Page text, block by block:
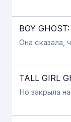
BOY
Она сказала,
TALL GIRL
Но закрыла